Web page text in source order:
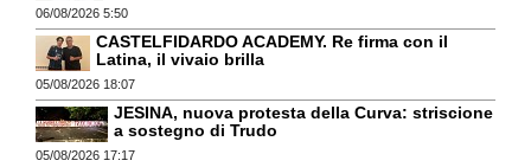
06/08/2026 5:50
CASTELFIDARDO ACADEMY. Re firma con il
Latina, il vivaio brilla
05/08/2026 18:07
JESINA, nuova protesta della Curva: striscione
a sostegno di Trudo
05/08/2026 17:17